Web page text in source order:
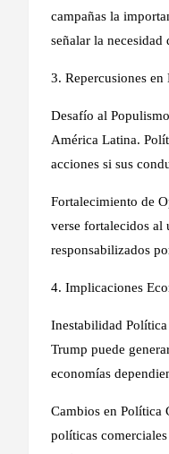
campañas la
señalar la
3. Repercusiones
Desafío al
América Latina.
acciones si sus
Fortalecimiento de
verse fortalecidos al
responsabilizados
4. Implicaciones
Inestabilidad
Trump puede
economías
Cambios en Política
políticas